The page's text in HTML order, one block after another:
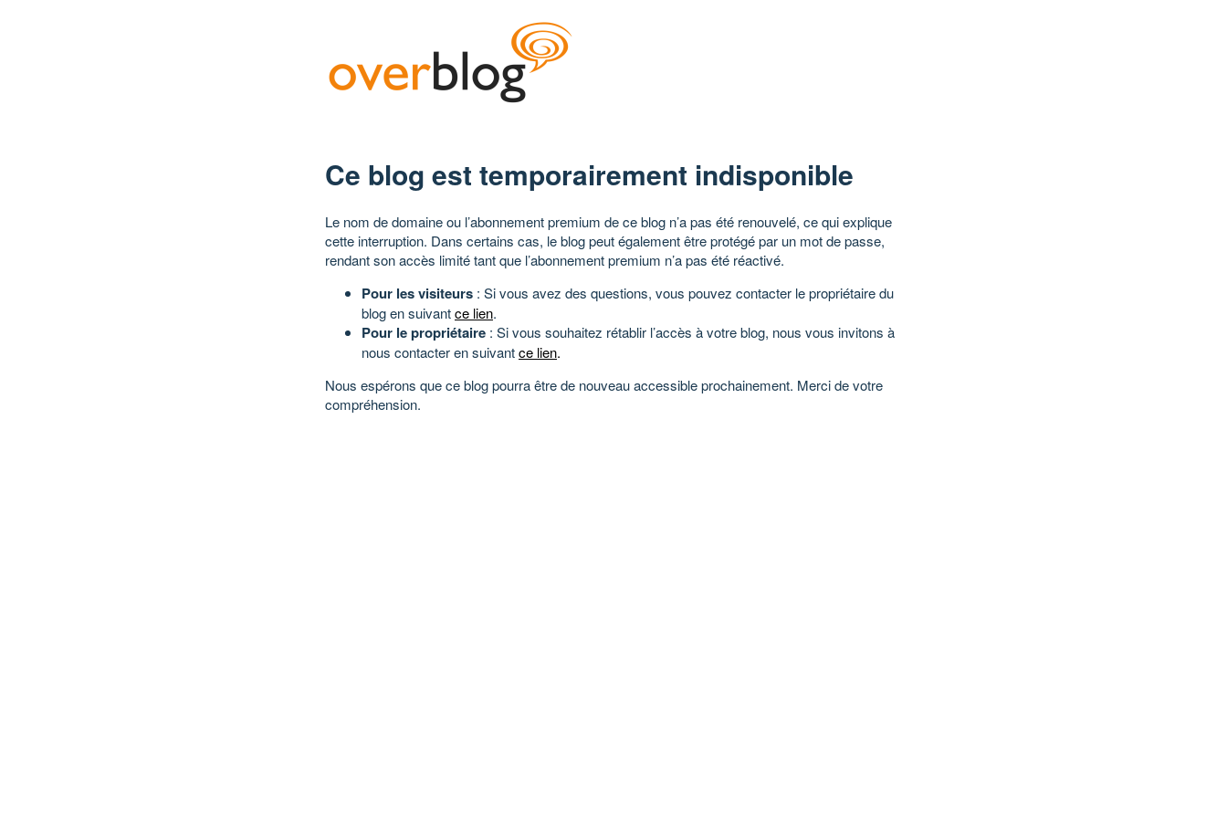
Ce blog est temporairement indisponible
Le nom de domaine ou l’abonnement premium de ce blog n’a pas été renouvelé, ce qui explique
cette interruption. Dans certains cas, le blog peut également être protégé par un mot de passe,
rendant son accès limité tant que l’abonnement premium n’a pas été réactivé.
Pour les visiteurs : Si vous avez des questions, vous pouvez contacter le propriétaire du
blog en suivantce lien.
Pour le propriétaire : Si vous souhaitez rétablir l’accès à votre blog, nous vous invitons à
nous contacter en suivantce lien.
Nous espérons que ce blog pourra être de nouveau accessible prochainement. Merci de votre
compréhension.